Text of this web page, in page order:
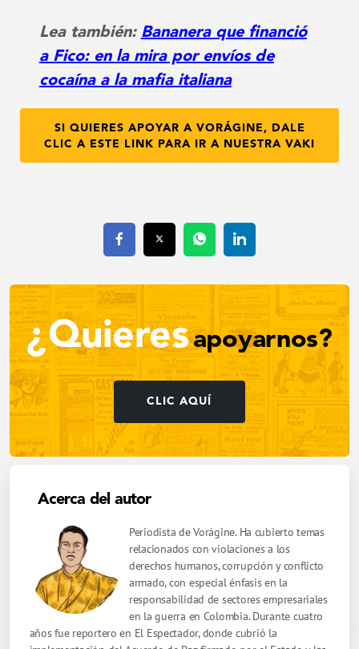
Lea también: Bananera que financió
a Fico: en la mira por envíos de
cocaína a la mafia italiana
SI QUIERES APOYAR A VORÁGINE, DALE
CLIC A ESTE LINK PARA IR A NUESTRA VAKI
¿Quieresapoyarnos?
CLIC AQUÍ
Acerca del autor
Periodista de Vorágine. Ha cubierto temas
relacionados con violaciones a los
derechos humanos, corrupción y conflicto
armado, con especial énfasis en la
responsabilidad de sectores empresariales
en la guerra en Colombia. Durante cuatro
años fue reportero en El Espectador, donde cubrió la